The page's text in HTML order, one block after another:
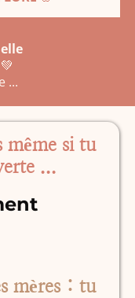
💚
...
même si tu
...
mères : tu